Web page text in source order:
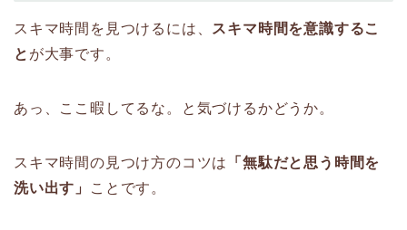
スキマ時間を見つけるには、 スキマ時間を意識するこ
と が大事です。
あっ、ここ暇してるな。と気づけるかどうか。
スキマ時間の見つけ方のコツは
「無駄だと思う時間を
洗い出す」
ことです。